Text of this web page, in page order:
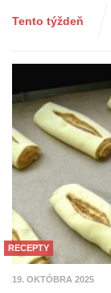
Tento týždeň
RECEPTY
19. OKTÓBRA 2025